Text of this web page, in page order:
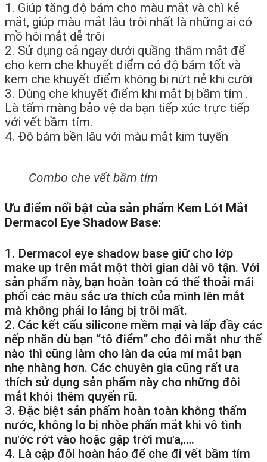
1. Giúp tăng độ bám cho màu mắt và chì kẻ
mắt, giúp màu mắt lâu trôi nhất là những ai có
mồ hôi mắt dễ trôi
2. Sử dụng cả ngay dưới quầng thâm mắt để
cho kem che khuyết điểm có độ bám tốt và
kem che khuyết điểm không bị nứt nẻ khi cười
3. Dùng che khuyết điểm khi mắt bị bầm tím .
Là tấm màng bảo vệ da bạn tiếp xúc trực tiếp
với vết bầm tím.
4. Độ bám bền lâu với màu mắt kim tuyến
Combo che vết bầm tím
Ưu điểm nổi bật của sản phẩm Kem Lót Mắt
Dermacol Eye Shadow Base:
1. Dermacol eye shadow base giữ cho lớp
make up trên mắt một thời gian dài vô tận. Với
sản phẩm này, bạn hoàn toàn có thể thoải mái
phối các màu sắc ưa thích của mình lên mắt
mà không phải lo lắng bị trôi mất.
2. Các kết cấu silicone mềm mại và lấp đầy các
nếp nhăn dù bạn “tô điểm” cho đôi mắt như thế
nào thì cũng làm cho làn da của mí mắt bạn
nhẹ nhàng hơn. Các chuyên gia cũng rất ưa
thích sử dụng sản phẩm này cho những đôi
mắt khói thêm quyến rũ.
3. Đặc biệt sản phẩm hoàn toàn không thấm
nước, không lo bị nhòe phấn mắt khi vô tình
nước rớt vào hoặc gặp trời mưa,….
4. Là cặp đôi hoàn hảo để che đi vết bầm tím